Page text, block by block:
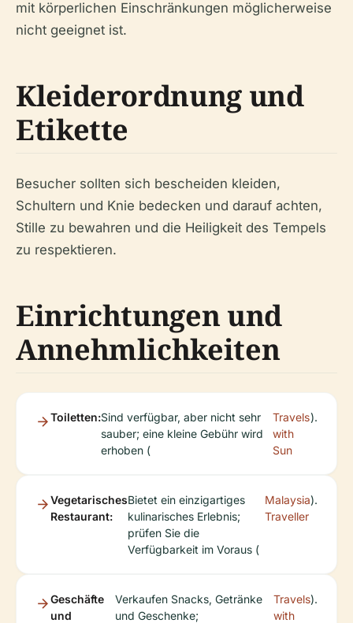
mit körperlichen Einschränkungen möglicherweise
nicht geeignet ist.
Kleiderordnung und
Etikette
Besucher sollten sich bescheiden kleiden,
Schultern und Knie bedecken und darauf achten,
Stille zu bewahren und die Heiligkeit des Tempels
zu respektieren.
Einrichtungen und
Annehmlichkeiten
Toiletten:Sind verfügbar, aber nicht sehr
sauber; eine kleine Gebühr wird
erhoben (
Travels
with
Sun
).
Vegetarisches
Restaurant:
Bietet ein einzigartiges
kulinarisches Erlebnis;
prüfen Sie die
Verfügbarkeit im Voraus (
Malaysia
Traveller
).
Geschäfte
und
Verkaufen Snacks, Getränke
und Geschenke;
Travels
with
).